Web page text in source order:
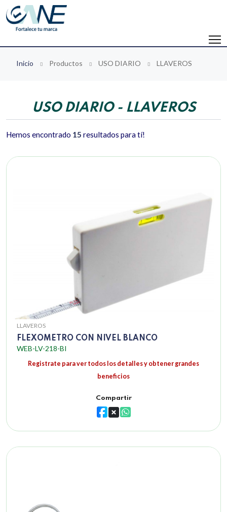
Inicio Productos USO DIARIO LLAVEROS
USO DIARIO - LLAVEROS
Hemos encontrado 15 resultados para tí!
LLAVEROS
FLEXOMETRO CON NIVEL BLANCO
WEB-LV-218-BI
Registrate para ver todos los detalles y obtener grandes
beneficios
Compartir